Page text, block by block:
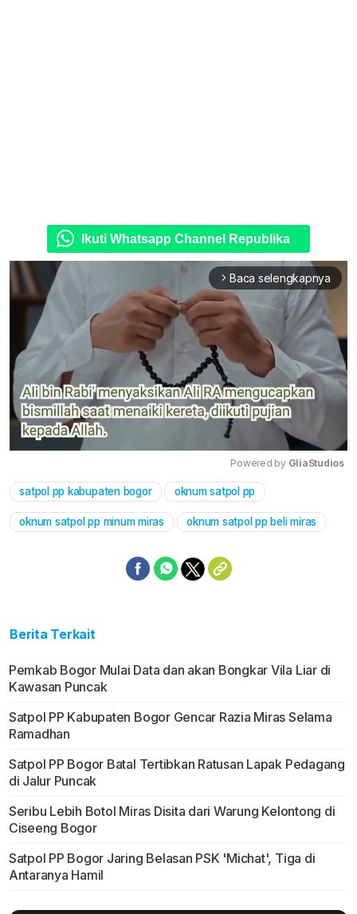
Ikuti Whatsapp Channel Republika
arrow_forward_ios Baca selengkapnya
Powered by GliaStudios
satpol pp kabupaten bogor oknum satpol pp
oknum satpol pp minum miras oknum satpol pp beli miras
Berita Terkait
Pemkab Bogor Mulai Data dan akan Bongkar Vila Liar di
Kawasan Puncak
Satpol PP Kabupaten Bogor Gencar Razia Miras Selama
Ramadhan
Satpol PP Bogor Batal Tertibkan Ratusan Lapak Pedagang
di Jalur Puncak
Seribu Lebih Botol Miras Disita dari Warung Kelontong di
Ciseeng Bogor
Satpol PP Bogor Jaring Belasan PSK 'Michat', Tiga di
Antaranya Hamil